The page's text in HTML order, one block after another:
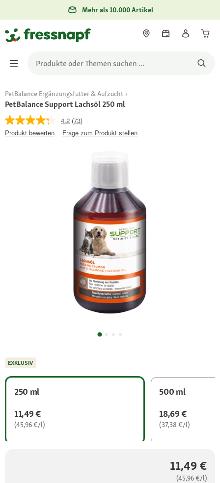
Mehr als 10.000 Artikel
PetBalance Ergänzungsfutter & Aufzucht
PetBalance Support Lachsöl 250 ml
4.2 (73)
Produkt bewerten
Frage zum Produkt stellen
250 ml
11,49 €
(45,96 €/l)
500 ml
18,69 €
(37,38 €/l)
11,49 €
(45,96 €/l)
EXKLUSIV